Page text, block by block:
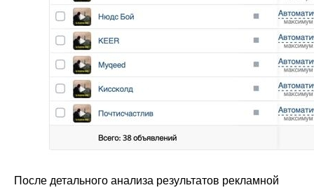
После детального анализа результатов рекламной